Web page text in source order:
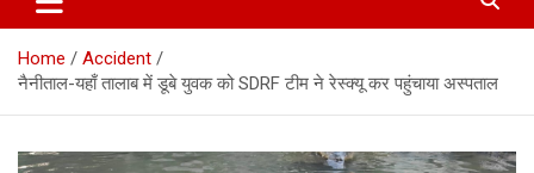
Home
Accident
नैनीताल-यहाँ तालाब में डूबे युवक को SDRF टीम ने रेस्क्यू कर पहुंचाया अस्पताल